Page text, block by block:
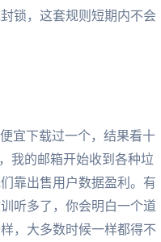
锁，这套规则短期内不会
宜下载过一个，结果看十
我的邮箱开始收到各种垃
靠出售用户数据盈利。有
听多了，你会明白一个道
，大多数时候一样都得不